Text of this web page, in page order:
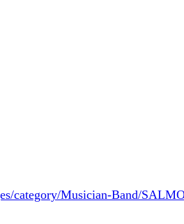
category/Musician-Band/